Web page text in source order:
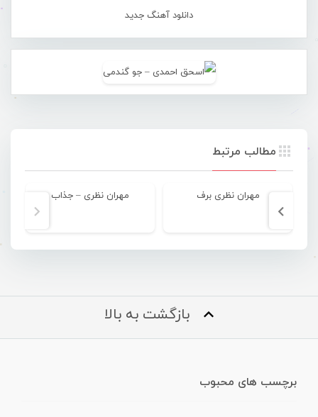
دانلود آهنگ جدید
مطالب مرتبط
مهران نظری برف مهران نظری – جذاب
بازگشت به بالا
برچسب های محبوب